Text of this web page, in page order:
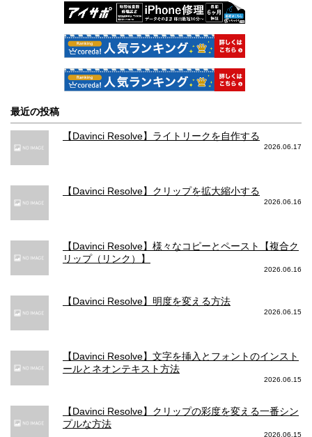
最近の投稿
【Davinci Resolve】ライトリークを自作する
2026.06.17
【Davinci Resolve】クリップを拡大縮小する
2026.06.16
【Davinci Resolve】様々なコピーとペースト【複合ク
リップ（リンク）】
2026.06.16
【Davinci Resolve】明度を変える方法
2026.06.15
【Davinci Resolve】文字を挿入とフォントのインスト
ールとネオンテキスト方法
2026.06.15
【Davinci Resolve】クリップの彩度を変える一番シン
プルな方法
2026.06.15